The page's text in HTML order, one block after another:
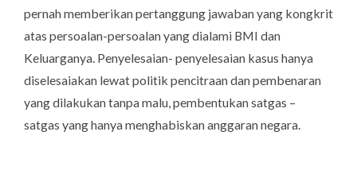
pernah memberikan pertanggung jawaban yang kongkrit
atas persoalan-persoalan yang dialami BMI dan
Keluarganya. Penyelesaian- penyelesaian kasus hanya
diselesaiakan lewat politik pencitraan dan pembenaran
yang dilakukan tanpa malu, pembentukan satgas –
satgas yang hanya menghabiskan anggaran negara.